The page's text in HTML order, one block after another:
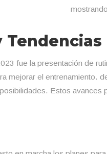
fue la presentación de
mejorar el entrenamiento.
Estos avances